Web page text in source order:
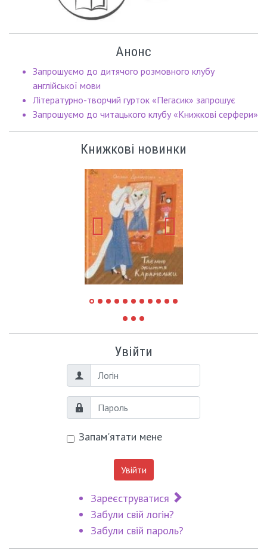
Анонс
Запрошуємо до дитячого розмовного клубу
англійської мови
Літературно-творчий гурток «Пегасик» запрошує
Запрошуємо до читацького клубу «Книжкові серфери»
Книжкові новинки
Увійти
Логін
Пароль
Запам'ятати мене
Увійти
Зареєструватися
Забули свій логін?
Забули свій пароль?